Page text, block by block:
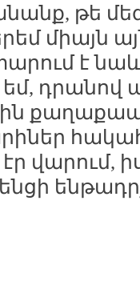
թե
միայն
է
դրանով
վարում,